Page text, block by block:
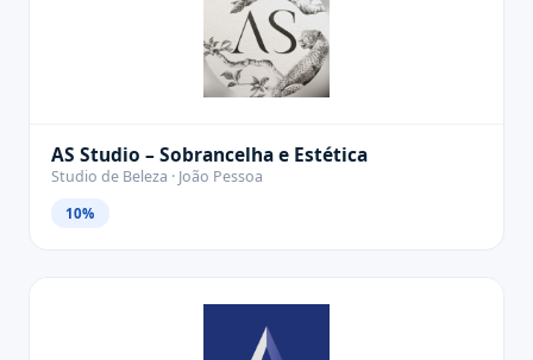
AS Studio – Sobrancelha e Estética
Studio de Beleza · João Pessoa
10%